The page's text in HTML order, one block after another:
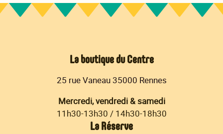
La boutique du Centre
25 rue Vaneau 35000 Rennes
Mercredi, vendredi & samedi
11h30-13h30 / 14h30-18h30
La Réserve